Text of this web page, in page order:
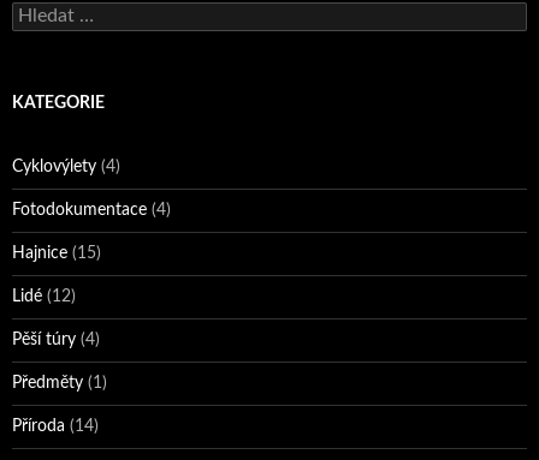
Vyhledávání
KATEGORIE
Cyklovýlety (4)
Fotodokumentace (4)
Hajnice (15)
Lidé (12)
Pěší túry (4)
Předměty (1)
Příroda (14)